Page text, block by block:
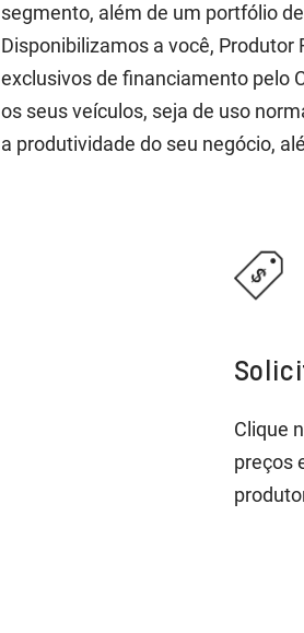
segmento, além de um portfólio
Disponibilizamos a você,
exclusivos de financiamento pelo
os seus veículos, seja de uso
a produtividade do seu negócio,
Clique
preços